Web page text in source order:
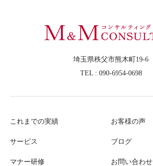
埼玉県秩父市熊木町19-6
TEL : 090-6954-0698
これまでの実績
サービス
マナー研修
お客様の声
ブログ
お問い合わせ